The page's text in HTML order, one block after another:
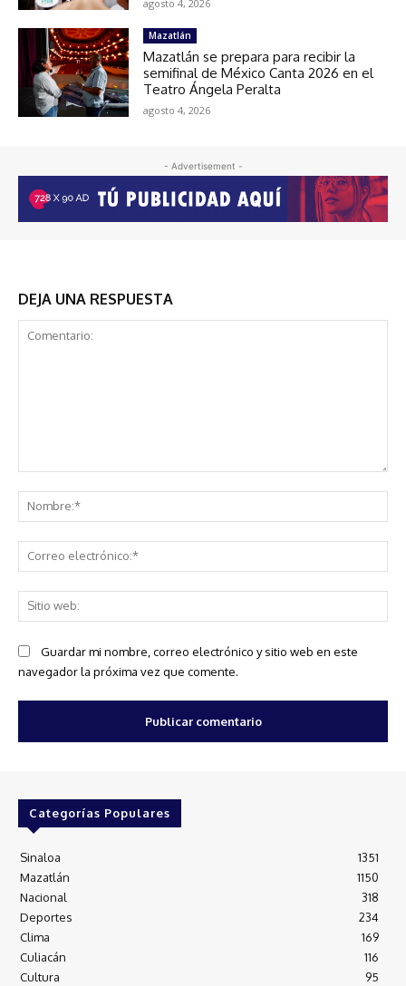
agosto 4, 2026
Mazatlán
Mazatlán se prepara para recibir la
semifinal de México Canta 2026 en el
Teatro Ángela Peralta
agosto 4, 2026
- Advertisement -
DEJA UNA RESPUESTA
Guardar mi nombre, correo electrónico y sitio web en este
navegador la próxima vez que comente.
Categorías Populares
Sinaloa
1351
Mazatlán
1150
Nacional
318
Deportes
234
Clima
169
Culiacán
116
Cultura
95